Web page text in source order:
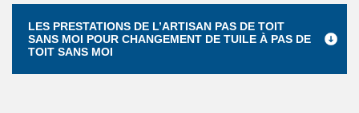
LES PRESTATIONS DE L’ARTISAN PAS DE TOIT
SANS MOI POUR CHANGEMENT DE TUILE À PAS DE
TOIT SANS MOI